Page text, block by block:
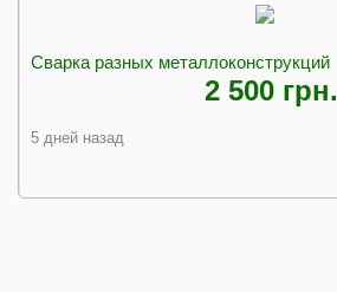
Сварка разных металлоконструкций
2 500 грн.
5 дней назад